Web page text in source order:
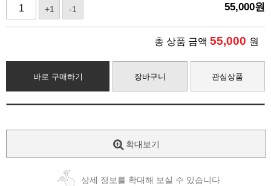
+1 -1 55,000원
총 상품 금액 55,000 원
바로 구매하기 장바구니 관심상품
확대보기
상세 정보를 확대해 보실 수 있습니다